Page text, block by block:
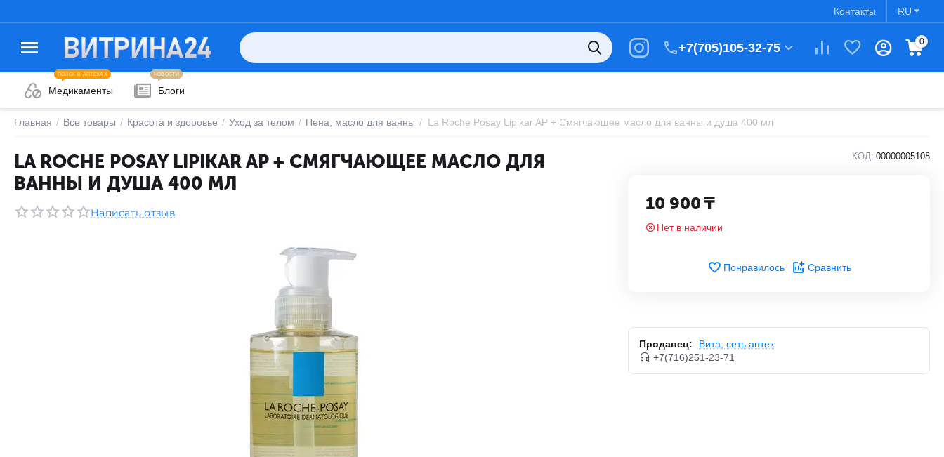
RU
Контакты
+7(705)105-32-75 0
Медикаменты
ПОИСК В АПТЕКАХ
Блоги
НОВОСТИ
Главная / Все товары / Красота и здоровье / Уход за телом / Пена, масло для ванны / La Roche Posay Lipikar AP + Смягчающее масло для ванны и душа 400 мл
LA ROCHE POSAY LIPIKAR AP + СМЯГЧАЮЩЕЕ МАСЛО ДЛЯ
ВАННЫ И ДУША 400 МЛ
Написать отзыв
КОД: 00000005108
10 900₸
Нет в наличии
Понравилось Сравнить
Продавец:
Вита, сеть аптек
+7(716)251-23-71